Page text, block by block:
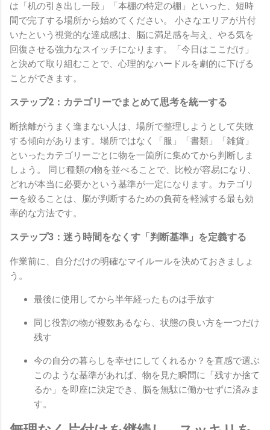
は「机の引き出し一段」「本棚の特定の棚」といった、短時
間で完了する場所から始めてください。 小さなエリアが片付
いたという視覚的な達成感は、脳に満足感を与え、やる気を
回復させる強力なスイッチになります。「今日はここだけ」
と決めて取り組むことで、心理的なハードルを劇的に下げる
ことができます。
ステップ2：カテゴリーでまとめて思考を統一する
断捨離がうまく進まない人は、場所で整理しようとして失敗
する傾向があります。場所ではなく「服」「書類」「雑貨」
といったカテゴリーごとに物を一箇所に集めてから判断しま
しょう。 同じ種類の物を並べることで、比較が容易になり、
どれが本当に必要かという基準が一定になります。カテゴリ
ーを絞ることは、脳が判断するための負荷を軽減する最も効
率的な方法です。
ステップ3：迷う時間をなくす「判断基準」を定義する
作業前に、自分だけの明確なマイルールを決めておきましょ
う。
最後に使用してから半年経ったものは手放す
同じ役割の物が複数あるなら、状態の良い方を一つだけ
残す
今の自分の暮らしを幸せにしてくれるか？を直感で選ぶ
このような基準があれば、物を見た瞬間に「残すか捨て
るか」を即座に決定でき、脳を無駄に働かせずに済みま
す。